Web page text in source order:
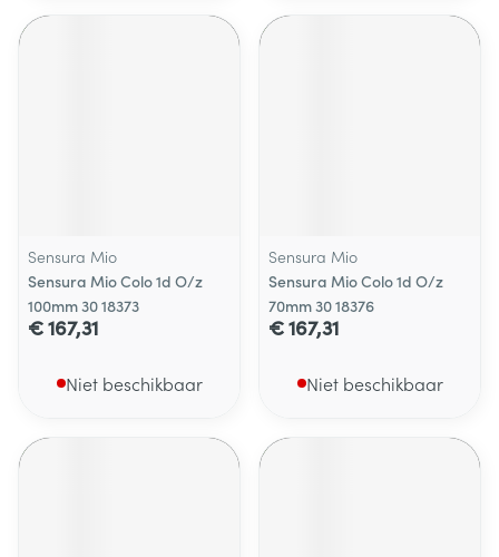
Sensura Mio
Sensura Mio Colo 1d O/z
100mm 30 18373
€ 167,31
Niet beschikbaar
Sensura Mio
Sensura Mio Colo 1d O/z
70mm 30 18376
€ 167,31
Niet beschikbaar